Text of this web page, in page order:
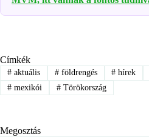
Címkék
#aktuális #földrengés # hírek
#mexikói #Törökország
Megosztás